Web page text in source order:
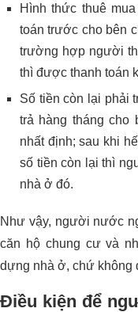
Hình thức thuê
toán trước cho bên
trường hợp người
thì được thanh toán
Số tiền còn lại phải
trả hàng tháng cho
nhất định; sau khi
số tiền còn lại thì
nhà ở đó.
Như vậy, người nước
căn hộ chung cư và
dựng nhà ở, chứ không
Điều kiện để